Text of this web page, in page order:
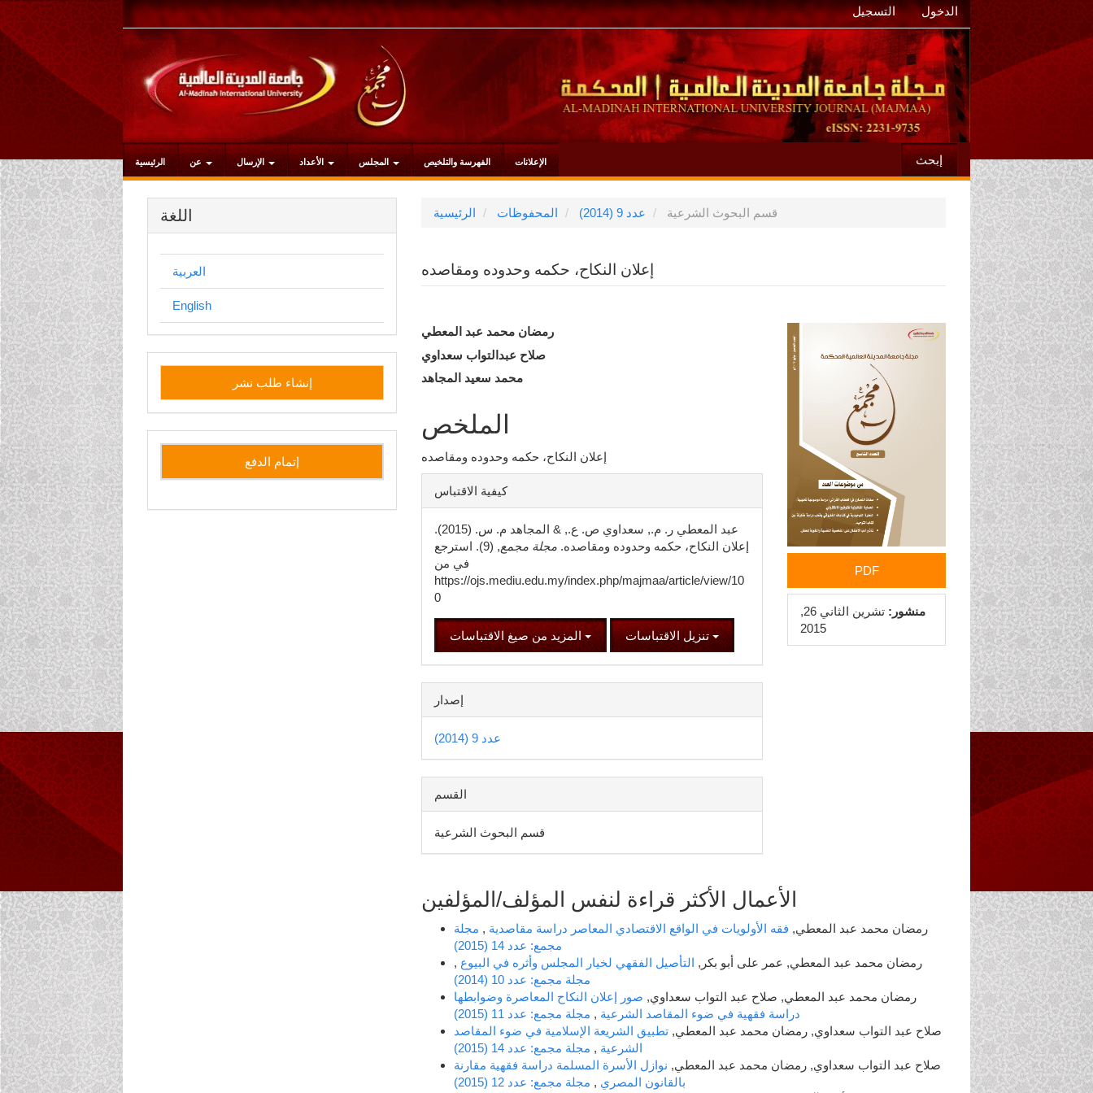
التنقل
الرئيسي
المحتوى
الرئيسي
الشريط
الجانبي
التسجيل الدخول
الرئيسية عن الأعداد الفهرسة والتلخيص الإعلانات إبحث
الرئيسية المحفوظات عدد 9 (2014) قسم البحوث الشرعية
إعلان النكاح، حكمه وحدوده ومقاصده
الشريط
الجانبي
للمقالة
PDF
منشور:
تشرين الثاني 26,
2015
محتوى
المقالة
الرئيسي
رمضان محمد عبد المعطي
صلاح عبدالتواب سعداوي
محمد سعيد المجاهد
الملخص
إعلان النكاح، حكمه وحدوده ومقاصده
تفاصيل
المقالة
كيفية الاقتباس
عبد المعطي ر. م., سعداوي ص. ع., & المجاهد م. س. (2015).
إعلان النكاح، حكمه وحدوده ومقاصده. مجلة مجمع
, (9). استرجع
في من
https://ojs.mediu.edu.my/index.php/majmaa/article/view/10
0
المزيد من صيغ الاقتباسات تنزيل الاقتباسات
إصدار
عدد 9 (2014)
القسم
قسم البحوث الشرعية
الأعمال الأكثر قراءة لنفس المؤلف/المؤلفين
رمضان محمد عبد المعطي, فقه الأولويات في الواقع الاقتصادي المعاصر دراسة مقاصدية , مجلة
مجمع: عدد 14 (2015)
رمضان محمد عبد المعطي, عمر على أبو بكر, التأصيل الفقهي لخيار المجلس وأثره في البيوع ,
مجلة مجمع: عدد 10 (2014)
رمضان محمد عبد المعطي, صلاح عبد التواب سعداوي, صور إعلان النكاح المعاصرة وضوابطها
دراسة فقهية في ضوء المقاصد الشرعية , مجلة مجمع: عدد 11 (2015)
صلاح عبد التواب سعداوي, رمضان محمد عبد المعطي, تطبيق الشريعة الإسلامية في ضوء المقاصد
الشرعية , مجلة مجمع: عدد 14 (2015)
صلاح عبد التواب سعداوي, رمضان محمد عبد المعطي, نوازل الأسرة المسلمة دراسة فقهية مقارنة
بالقانون المصري , مجلة مجمع: عدد 12 (2015)
اللغة
العربية
English
إنشاء
طلب
نشر
إنشاء طلب نشر
side
إتمام الدفع